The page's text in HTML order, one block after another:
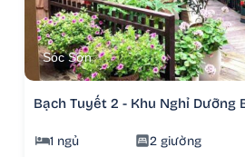
Sóc Sơn
Bạch Tuyết 2 - Khu Nghỉ Dưỡng
1 ngủ 2 giường